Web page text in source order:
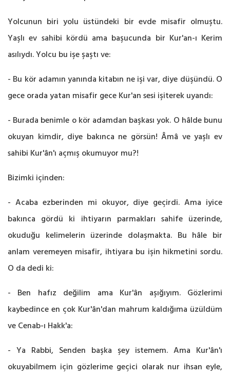
Yolcunun biri yolu üstündeki bir evde misafir olmuştu.
Yaşlı ev sahibi kördü ama başucunda bir Kur'an-ı Kerim
asılıydı. Yolcu bu işe şaştı ve:
- Bu kör adamın yanında kitabın ne işi var, diye düşündü. O
gece orada yatan misafir gece Kur'an sesi işiterek uyandı:
- Burada benimle o kör adamdan başkası yok. O hâlde bunu
okuyan kimdir, diye bakınca ne görsün! Âmâ ve yaşlı ev
sahibi Kur'ân'ı açmış okumuyor mu?!
Bizimki içinden:
- Acaba ezberinden mi okuyor, diye geçirdi. Ama iyice
bakınca gördü ki ihtiyarın parmakları sahife üzerinde,
okuduğu kelimelerin üzerinde dolaşmakta. Bu hâle bir
anlam veremeyen misafir, ihtiyara bu işin hikmetini sordu.
O da dedi ki:
- Ben hafız değilim ama Kur'ân aşığıyım. Gözlerimi
kaybedince en çok Kur'ân'dan mahrum kaldığıma üzüldüm
ve Cenab-ı Hakk'a:
- Ya Rabbi, Senden başka şey istemem. Ama Kur'ân'ı
okuyabilmem için gözlerime geçici olarak nur ihsan eyle,